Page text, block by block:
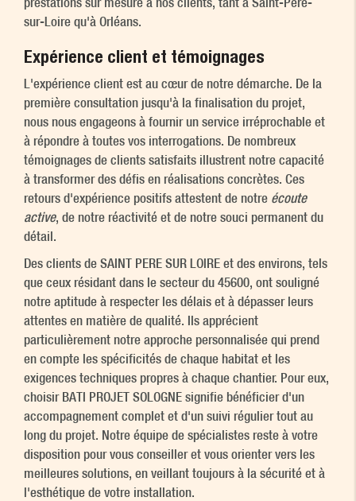
sur-Loire qu'à Orléans.
Expérience client et témoignages
L'expérience client est au cœur de notre démarche. De la
première consultation jusqu'à la finalisation du projet,
nous nous engageons à fournir un service irréprochable et
à répondre à toutes vos interrogations. De nombreux
témoignages de clients satisfaits illustrent notre capacité
à transformer des défis en réalisations concrètes. Ces
retours d'expérience positifs attestent de notre écoute
active, de notre réactivité et de notre souci permanent du
détail.
Des clients de SAINT PERE SUR LOIRE et des environs, tels
que ceux résidant dans le secteur du 45600, ont souligné
notre aptitude à respecter les délais et à dépasser leurs
attentes en matière de qualité. Ils apprécient
particulièrement notre approche personnalisée qui prend
en compte les spécificités de chaque habitat et les
exigences techniques propres à chaque chantier. Pour eux,
choisir BATI PROJET SOLOGNE signifie bénéficier d'un
accompagnement complet et d'un suivi régulier tout au
long du projet. Notre équipe de spécialistes reste à votre
disposition pour vous conseiller et vous orienter vers les
meilleures solutions, en veillant toujours à la sécurité et à
l'esthétique de votre installation.